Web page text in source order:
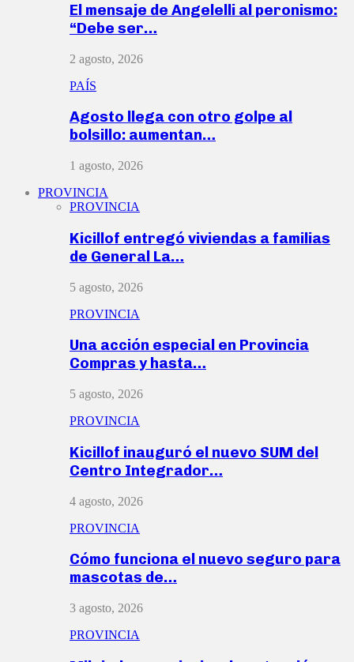
El mensaje de Angelelli al peronismo:
“Debe ser…
2 agosto, 2026
PAÍS
Agosto llega con otro golpe al
bolsillo: aumentan…
1 agosto, 2026
PROVINCIA
PROVINCIA
Kicillof entregó viviendas a familias
de General La…
5 agosto, 2026
PROVINCIA
Una acción especial en Provincia
Compras y hasta…
5 agosto, 2026
PROVINCIA
Kicillof inauguró el nuevo SUM del
Centro Integrador…
4 agosto, 2026
PROVINCIA
Cómo funciona el nuevo seguro para
mascotas de…
3 agosto, 2026
PROVINCIA